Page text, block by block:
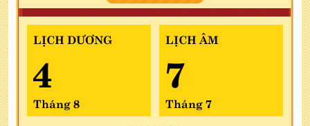
LỊCH DƯƠNG
4
Tháng 8
LỊCH ÂM
7
Tháng 7